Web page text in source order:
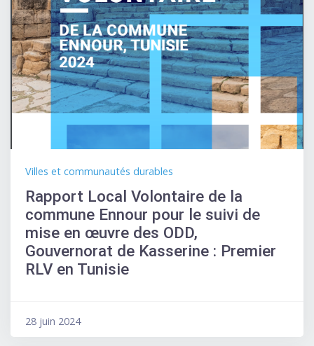
Rapport Local Volontaire de la
commune Ennour pour le suivi de
mise en œuvre des ODD,
Gouvernorat de Kasserine : Premier
RLV en Tunisie
Villes et communautés durables
28 juin 2024